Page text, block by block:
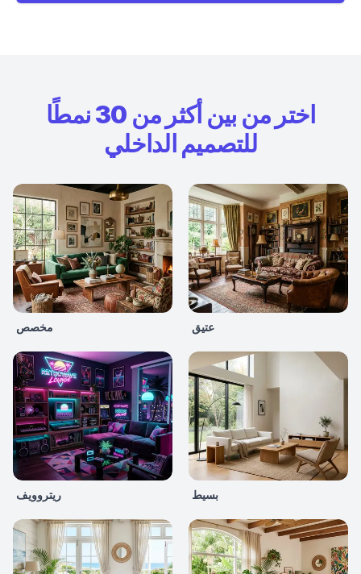
اختر من بين أكثر من 30 نمطًا
للتصميم الداخلي
مخصص عتيق
ريتروويف بسيط